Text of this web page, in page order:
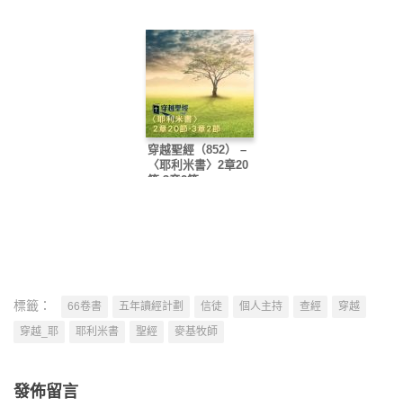
穿越聖經（852） –
〈耶利米書〉2章20
節-3章2節
標籤： 66卷書 五年讀經計劃 信徒 個人主持 查經
穿越
穿越_耶
耶利米書 聖經 麥基牧師
發佈留言